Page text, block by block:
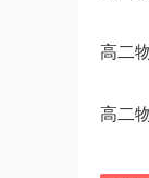
高二
高二